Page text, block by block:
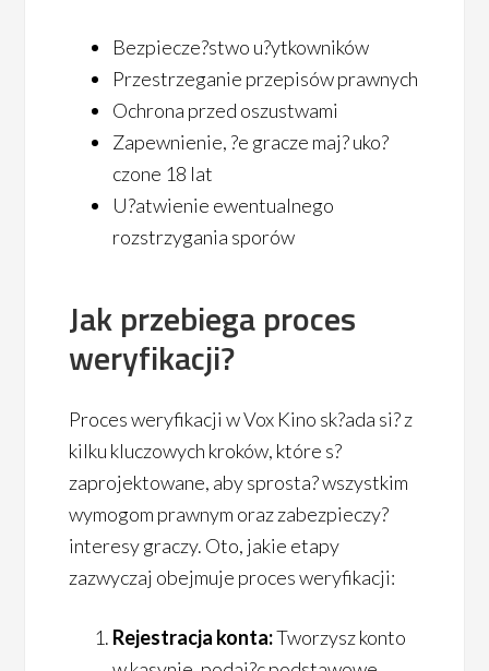
Bezpiecze?stwo u?ytkowników
Przestrzeganie przepisów prawnych
Ochrona przed oszustwami
Zapewnienie, ?e gracze maj? uko?
czone 18 lat
U?atwienie ewentualnego
rozstrzygania sporów
Jak przebiega proces
weryfikacji?
Proces weryfikacji w Vox Kino sk?ada si? z
kilku kluczowych kroków, które s?
zaprojektowane, aby sprosta? wszystkim
wymogom prawnym oraz zabezpieczy?
interesy graczy. Oto, jakie etapy
zazwyczaj obejmuje proces weryfikacji:
Rejestracja konta:Tworzysz konto